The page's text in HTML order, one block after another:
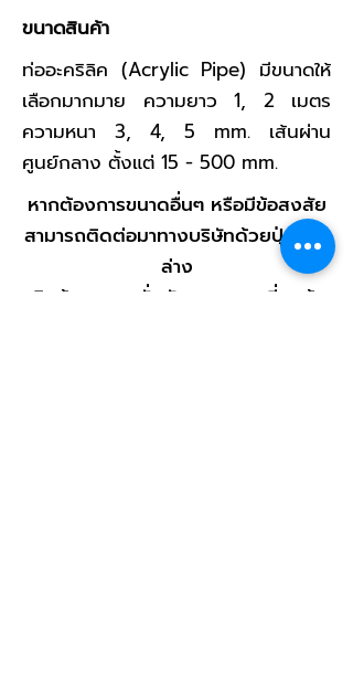
ขนาดสินค้า
ท่ออะคริลิค (Acrylic Pipe) มีขนาดให้
เลือกมากมาย ความยาว 1, 2 เมตร
ความหนา 3, 4, 5 mm. เส้นผ่าน
ศูนย์กลาง ตั้งแต่ 15 - 500 mm.
หากต้องการขนาดอื่นๆ หรือมีข้อสงสัย
สามารถติดต่อมาทางบริษัทด้วยปุ่มด้าน
ล่าง
สินค้าสามารถสั่งตัดตามขนาดที่ลูกค้า